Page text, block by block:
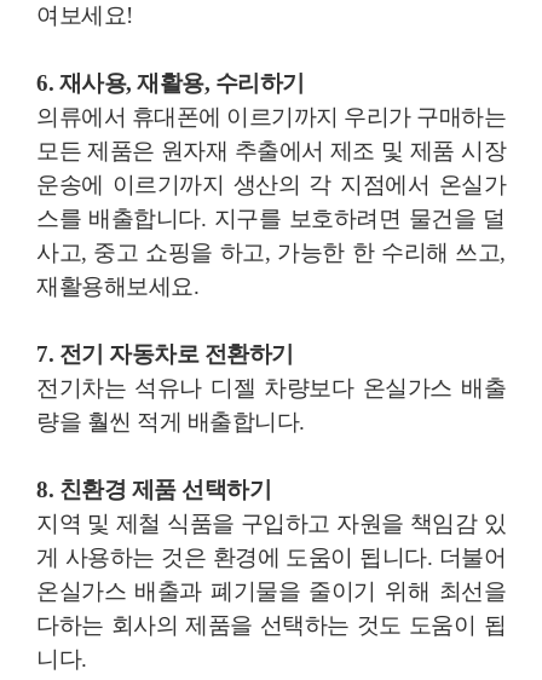
여보세요!
6. 재사용, 재활용, 수리하기
의류에서 휴대폰에 이르기까지 우리가 구매하는
모든 제품은 원자재 추출에서 제조 및 제품 시장
운송에 이르기까지 생산의 각 지점에서 온실가
스를 배출합니다. 지구를 보호하려면 물건을 덜
사고, 중고 쇼핑을 하고, 가능한 한 수리해 쓰고,
재활용해보세요.
7. 전기 자동차로 전환하기
전기차는 석유나 디젤 차량보다 온실가스 배출
량을 훨씬 적게 배출합니다.
8. 친환경 제품 선택하기
지역 및 제철 식품을 구입하고 자원을 책임감 있
게 사용하는 것은 환경에 도움이 됩니다. 더불어
온실가스 배출과 폐기물을 줄이기 위해 최선을
다하는 회사의 제품을 선택하는 것도 도움이 됩
니다.